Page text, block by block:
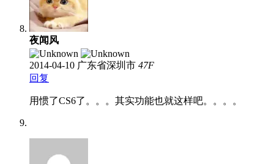
夜闻风
2014-04-10 广东省深圳市 47F
回复
用惯了CS6了。。。其实功能也就这样吧。。。。